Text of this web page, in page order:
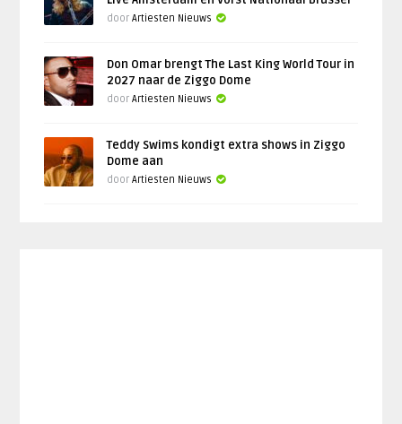
doorArtiesten Nieuws
Don Omar brengt The Last King World Tour in
2027 naar de Ziggo Dome
doorArtiesten Nieuws
Teddy Swims kondigt extra shows in Ziggo
Dome aan
doorArtiesten Nieuws